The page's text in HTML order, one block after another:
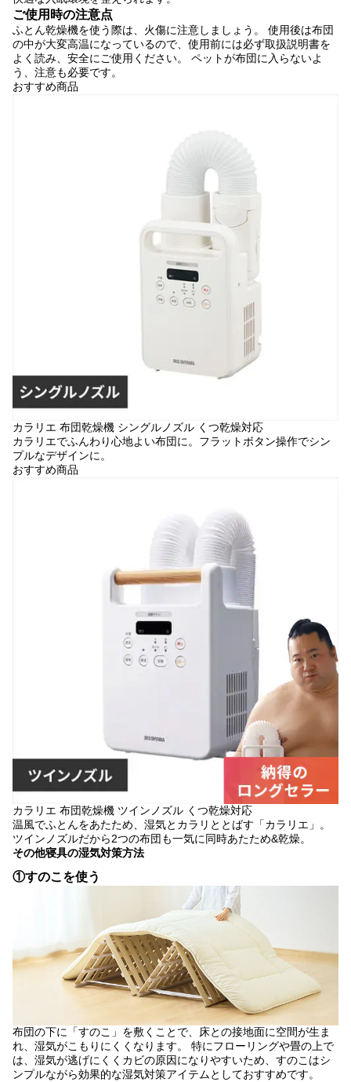
ご使用時の注意点
ふとん乾燥機を使う際は、火傷に注意しましょう。 使用後は布団
の中が大変高温になっているので、使用前には必ず取扱説明書を
よく読み、安全にご使用ください。 ペットが布団に入らないよ
う、注意も必要です。
おすすめ商品
カラリエ 布団乾燥機 シングルノズル くつ乾燥対応
カラリエでふんわり心地よい布団に。フラットボタン操作でシン
プルなデザインに。
おすすめ商品
カラリエ 布団乾燥機 ツインノズル くつ乾燥対応
温風でふとんをあたため、湿気とカラリととばす「カラリエ」。
ツインノズルだから2つの布団も一気に同時あたため&乾燥。
その他寝具の湿気対策方法
①すのこを使う
布団の下に「すのこ」を敷くことで、床との接地面に空間が生ま
れ、湿気がこもりにくくなります。 特にフローリングや畳の上で
は、湿気が逃げにくくカビの原因になりやすいため、すのこはシ
ンプルながら効果的な湿気対策アイテムとしておすすめです。